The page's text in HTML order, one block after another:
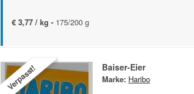
€ 3,77 / kg - 175/200 g
Verpasst! Baiser-Eier
Marke: Haribo